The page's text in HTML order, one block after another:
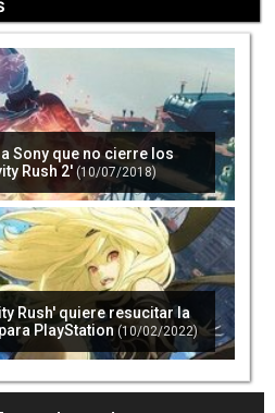
Sony que no cierre los
Rush 2' (10/07/2018)
Rush' quiere resucitar la
PlayStation (10/02/2022)